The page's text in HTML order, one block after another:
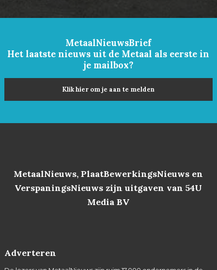
MetaalNieuwsBrief
Het laatste nieuws uit de Metaal als eerste in
je mailbox?
Klik hier om je aan te melden
MetaalNieuws, PlaatBewerkingsNieuws en
VerspaningsNieuws zijn uitgaven van 54U
Media BV
Adverteren